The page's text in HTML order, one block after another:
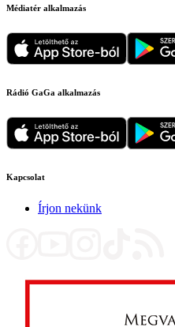
Médiatér alkalmazás
Rádió GaGa alkalmazás
Kapcsolat
Írjon nekünk